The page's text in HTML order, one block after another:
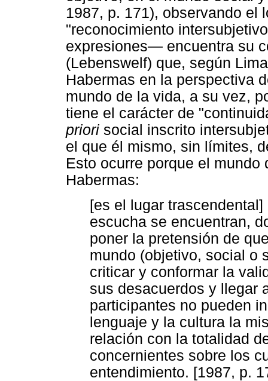
1987, p. 171), observando el
"reconocimiento
expresiones— encuentra su
(Lebenswelf) que, según
Habermas en la perspectiva
mundo de la vida, a su vez,
tiene el carácter de
priori social inscrito
el que él mismo, sin límites,
Esto ocurre porque el
Habermas:
[es el lugar
escucha se encuentran,
poner la pretensión de
mundo (objetivo, social o
criticar y conformar la
sus desacuerdos y llegar
participantes no pueden
lenguaje y la cultura la
relación con la totalidad
concernientes sobre los
entendimiento. [1987, p.